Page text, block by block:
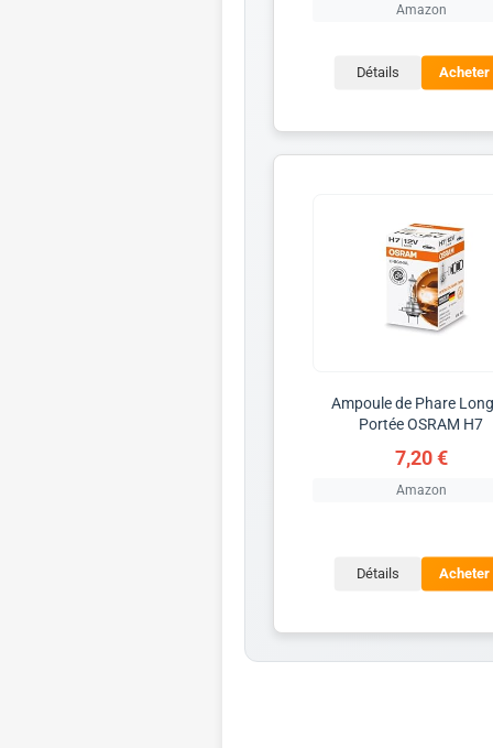
Amazon
Détails Acheter
Ampoule de Phare
Portée OSRAM H7
7,20 €
Amazon
Détails Acheter